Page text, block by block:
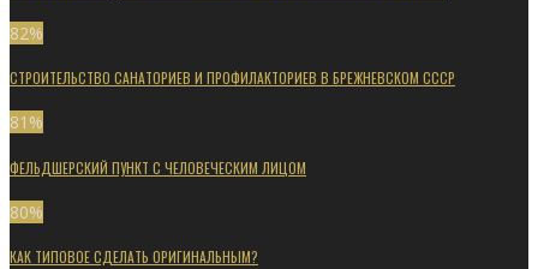
82%
СТРОИТЕЛЬСТВО САНАТОРИЕВ И ПРОФИЛАКТОРИЕВ В БРЕЖНЕВСКОМ СССР
81 %
ФЕЛЬДШЕРСКИЙ ПУНКТ С ЧЕЛОВЕЧЕСКИМ ЛИЦОМ
80%
КАК ТИПОВОЕ СДЕЛАТЬ ОРИГИНАЛЬНЫМ?